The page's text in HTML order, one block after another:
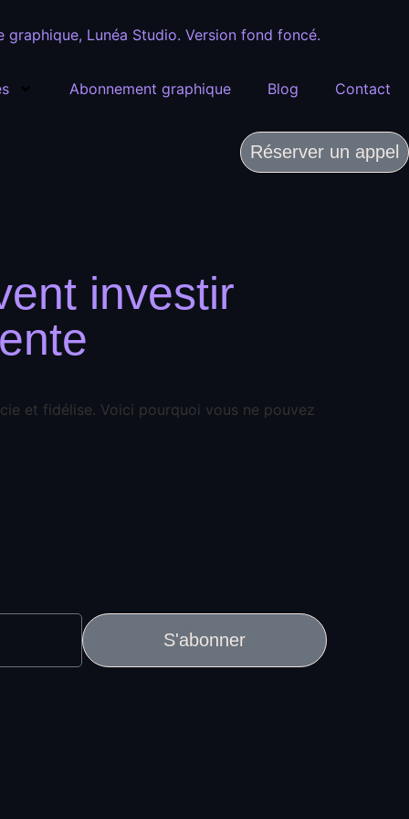
Abonnement graphique Blog Contact
Réserver un appel
investir
et fidélise. Voici pourquoi vous ne pouvez
S'abonner